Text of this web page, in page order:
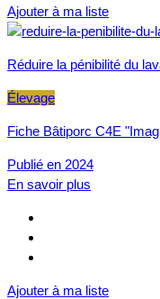
Ajouter à ma liste
Réduire la pénibilité du
Élevage
Fiche Bâtiporc C4E
Publié en 2024
En savoir plus
Ajouter à ma liste